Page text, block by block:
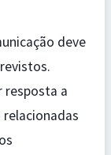
deve
resposta a